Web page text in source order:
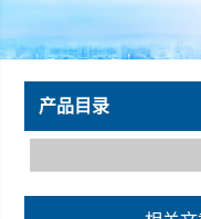
产品目录